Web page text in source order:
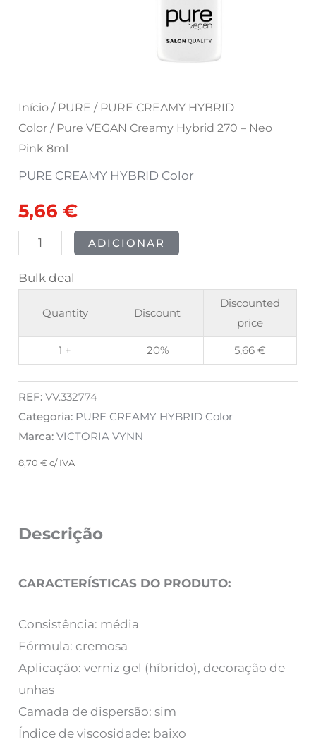
Início / PURE / PURE CREAMY HYBRID
Color / Pure VEGAN Creamy Hybrid 270 – Neo
Pink 8ml
PURE CREAMY HYBRID Color
5,66€
ADICIONAR
Bulk deal
Quantity Discount
Discounted
price
1 + 20% 5,66€
REF:VV.332774
Categoria: PURE CREAMY HYBRID Color
Marca:VICTORIA VYNN
8,70€ c/ IVA
Descrição
CARACTERÍSTICAS DO PRODUTO:
Consistência: média
Fórmula: cremosa
Aplicação: verniz gel (híbrido), decoração de
unhas
Camada de dispersão: sim
Índice de viscosidade: baixo